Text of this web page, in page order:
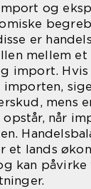
og
er
mellem et
import. Hvis
mens
når
lands
kan påvirke